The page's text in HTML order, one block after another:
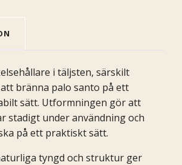
i täljsten, särskilt
bränna palo santo på ett
sätt. Utformningen gör att
stadigt under användning och
på ett praktiskt sätt.
tyngd och struktur ger